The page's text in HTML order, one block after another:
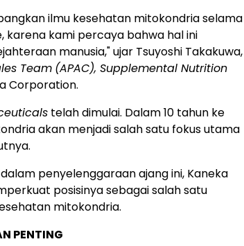
ilmu kesehatan mitokondria selama
karena kami percaya bahwa hal ini
manusia," ujar Tsuyoshi Takakuwa,
Team (APAC), Supplemental Nutrition
Corporation.
telah dimulai. Dalam 10 tahun ke
akan menjadi salah satu fokus utama
penyelenggaraan ajang ini, Kaneka
posisinya sebagai salah satu
mitokondria.
PENTING